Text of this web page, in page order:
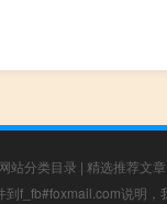
网站分类目录 | 精选推荐文章
f_fb#foxmail.com说明，